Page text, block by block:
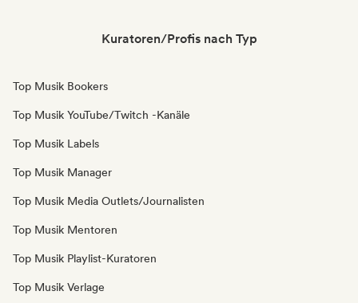
Kuratoren/Profis nach Typ
Top Musik Bookers
Top Musik YouTube/Twitch -Kanäle
Top Musik Labels
Top Musik Manager
Top Musik Media Outlets/Journalisten
Top Musik Mentoren
Top Musik Playlist-Kuratoren
Top Musik Verlage